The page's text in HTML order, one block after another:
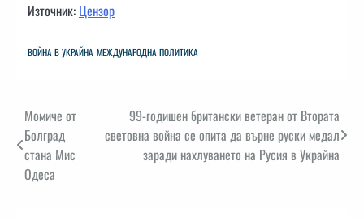
Източник: Цензор
ВОЙНА В УКРАЙНА МЕЖДУНАРОДНА ПОЛИТИКА
Навигация
Момиче от
Болград
стана Мис
Одеса
99-годишен британски ветеран от Втората
световна война се опита да върне руски медал
заради нахлуването на Русия в Украйна